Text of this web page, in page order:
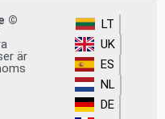
©
är
LT
UK
ES
NL
DE